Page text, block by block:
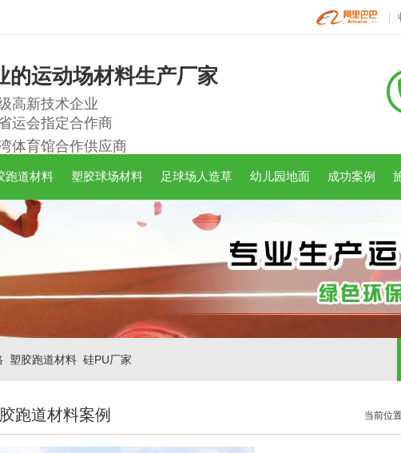
的运动场材料生产厂家
高新技术企业
运会指定合作商
体育馆合作供应商
跑道材料 塑胶球场材料 足球场人造草 幼儿园地面 成功案例
塑胶跑道材料 硅PU厂家
跑道材料案例 当前位